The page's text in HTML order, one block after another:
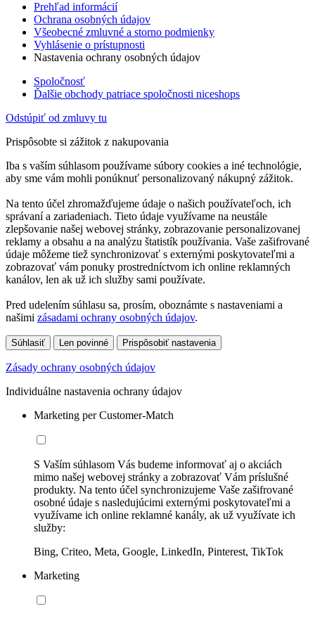
Prehľad informácií
Ochrana osobných údajov
Všeobecné zmluvné a storno podmienky
Vyhlásenie o prístupnosti
Nastavenia ochrany osobných údajov
Spoločnosť
Ďalšie obchody patriace spoločnosti niceshops
Odstúpiť od zmluvy tu
Prispôsobte si zážitok z nakupovania
Iba s vaším súhlasom používame súbory cookies a iné technológie,
aby sme vám mohli ponúknuť personalizovaný nákupný zážitok.
Na tento účel zhromažďujeme údaje o našich používateľoch, ich
správaní a zariadeniach. Tieto údaje využívame na neustále
zlepšovanie našej webovej stránky, zobrazovanie personalizovanej
reklamy a obsahu a na analýzu štatistík používania. Vaše zašifrované
údaje môžeme tiež synchronizovať s externými poskytovateľmi a
zobrazovať vám ponuky prostredníctvom ich online reklamných
kanálov, len ak už ich služby sami používate.
Pred udelením súhlasu sa, prosím, oboznámte s nastaveniami a
našimi zásadami ochrany osobných údajov.
Súhlasiť Len povinné Prispôsobiť nastavenia
Zásady ochrany osobných údajov
Individuálne nastavenia ochrany údajov
Marketing per Customer-Match
S Vaším súhlasom Vás budeme informovať aj o akciách
mimo našej webovej stránky a zobrazovať Vám príslušné
produkty. Na tento účel synchronizujeme Vaše zašifrované
osobné údaje s nasledujúcimi externými poskytovateľmi a
využívame ich online reklamné kanály, ak už využívate ich
služby:
Bing, Criteo, Meta, Google, LinkedIn, Pinterest, TikTok
Marketing